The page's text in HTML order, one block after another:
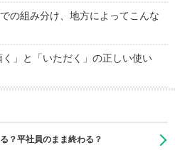
の組み分け、地方によってこんな
」と「いただく」の正しい使い
？平社員のまま終わる？